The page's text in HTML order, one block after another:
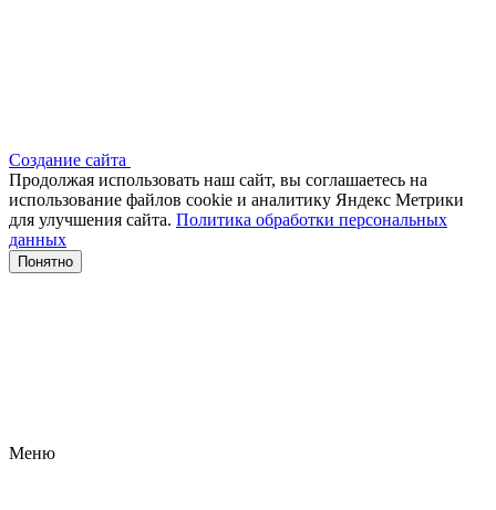
Создание сайта
Продолжая использовать наш сайт, вы соглашаетесь на
использование файлов сооkіе и аналитику Яндекс Метрики
для улучшения сайта. Политика обработки персональных
данных
Понятно
Меню